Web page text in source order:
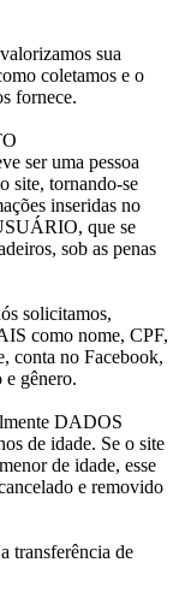
sua
coletamos e o
fornece.
ser uma pessoa
site, tornando-se
inseridas no
que se
sob as penas
solicitamos,
como nome, CPF,
conta no Facebook,
gênero.
DADOS
de idade. Se o site
de idade, esse
e removido
transferência de